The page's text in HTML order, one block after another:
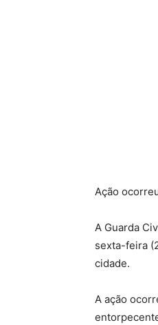
Ação
A Guarda
sexta-feira
cidade.
A ação